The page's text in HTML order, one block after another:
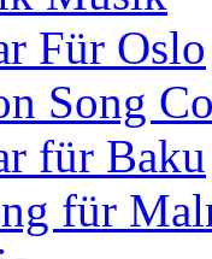
Für Oslo
Song
für Baku
für